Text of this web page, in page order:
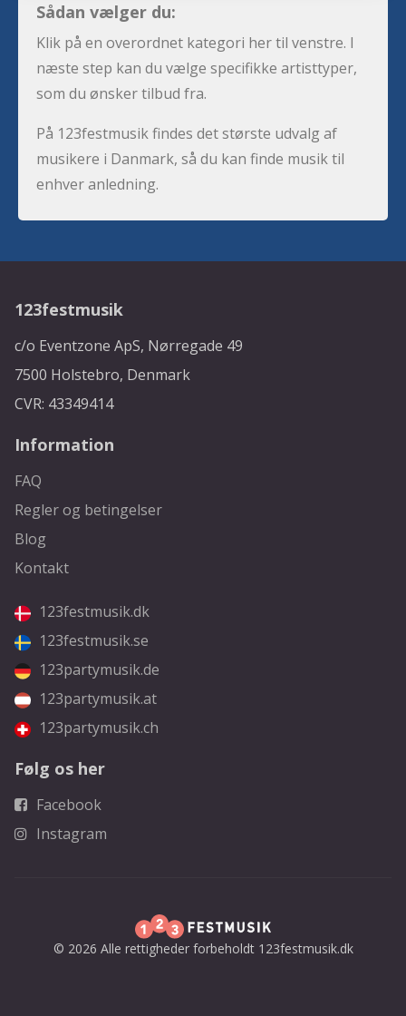
Sådan vælger du:
Klik på en overordnet kategori her til venstre. I
næste step kan du vælge specifikke artisttyper,
som du ønsker tilbud fra.
På 123festmusik findes det største udvalg af
musikere i Danmark, så du kan finde musik til
enhver anledning.
123festmusik
c/o Eventzone ApS, Nørregade 49
7500 Holstebro, Denmark
CVR: 43349414
Information
FAQ
Regler og betingelser
Blog
Kontakt
123festmusik.dk
123festmusik.se
123partymusik.de
123partymusik.at
123partymusik.ch
Følg os her
Facebook
Instagram
© 2026 Alle rettigheder forbeholdt 123festmusik.dk